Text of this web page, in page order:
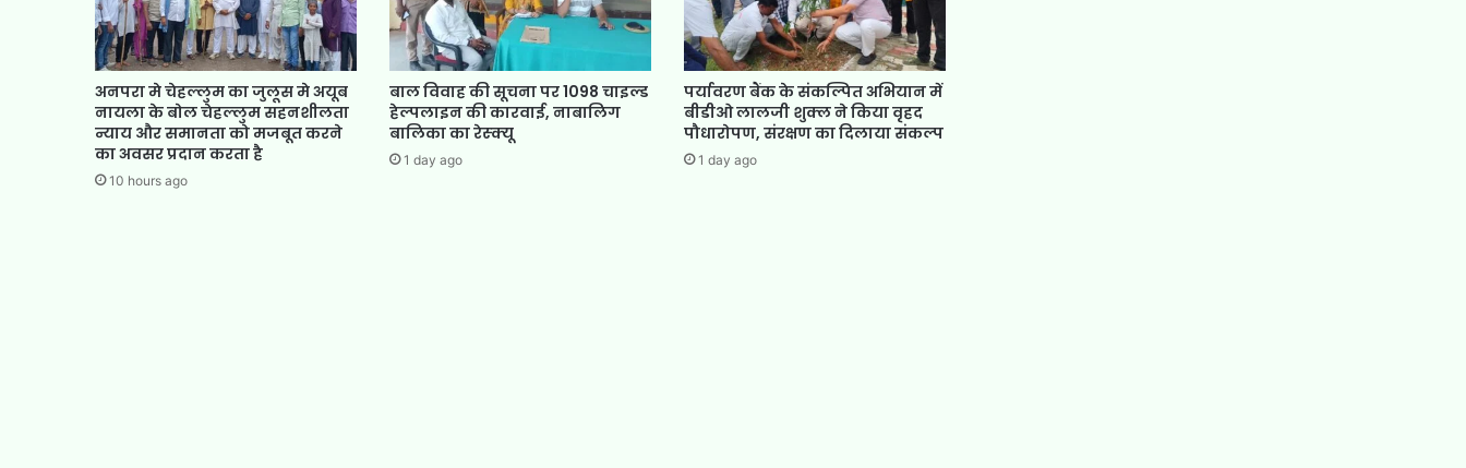
अनपरा मे चेहल्लुम का जुलूस मे अयूब
नायला के बोल चेहल्लुम सहनशीलता
न्याय और समानता को मजबूत करने
का अवसर प्रदान करता है
10 hours ago
बाल विवाह की सूचना पर 1098 चाइल्ड
हेल्पलाइन की कारवाई, नाबालिग
बालिका का रेस्क्यू
1 day ago
पर्यावरण बैंक के संकल्पित अभियान में
बीडीओ लालजी शुक्ल ने किया वृहद
पौधारोपण, संरक्षण का दिलाया संकल्प
1 day ago